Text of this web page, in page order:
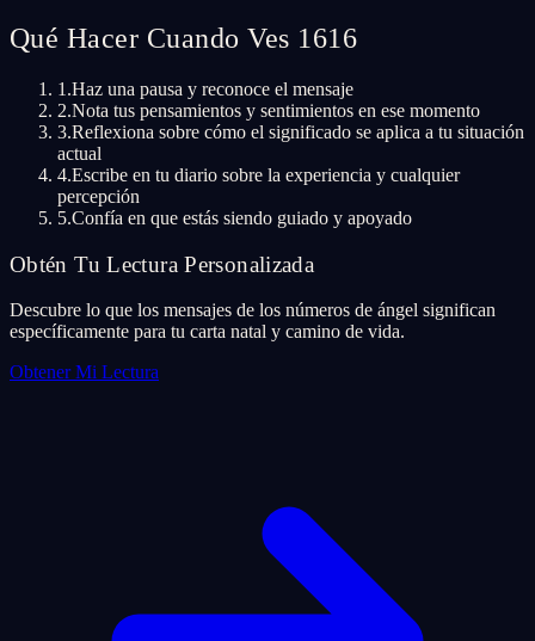
Qué Hacer Cuando Ves 1616
1.Haz una pausa y reconoce el mensaje
2.Nota tus pensamientos y sentimientos en ese momento
3.Reflexiona sobre cómo el significado se aplica a tu situación
actual
4.Escribe en tu diario sobre la experiencia y cualquier
percepción
5.Confía en que estás siendo guiado y apoyado
Obtén Tu Lectura Personalizada
Descubre lo que los mensajes de los números de ángel significan
específicamente para tu carta natal y camino de vida.
Obtener Mi Lectura